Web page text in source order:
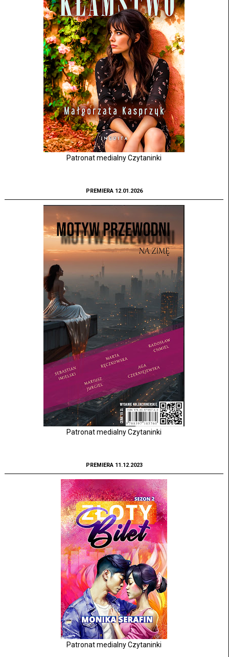
Patronat medialny Czytaninki
PREMIERA 12.01.2026
Patronat medialny Czytaninki
PREMIERA 11.12.2023
Patronat medialny Czytaninki